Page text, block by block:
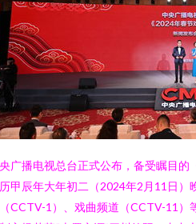
广播电视总台正式公布，备受瞩目
甲辰年大年初二（2024年2月11日）
CCTV-1）、戏曲频道（CCTV-11）